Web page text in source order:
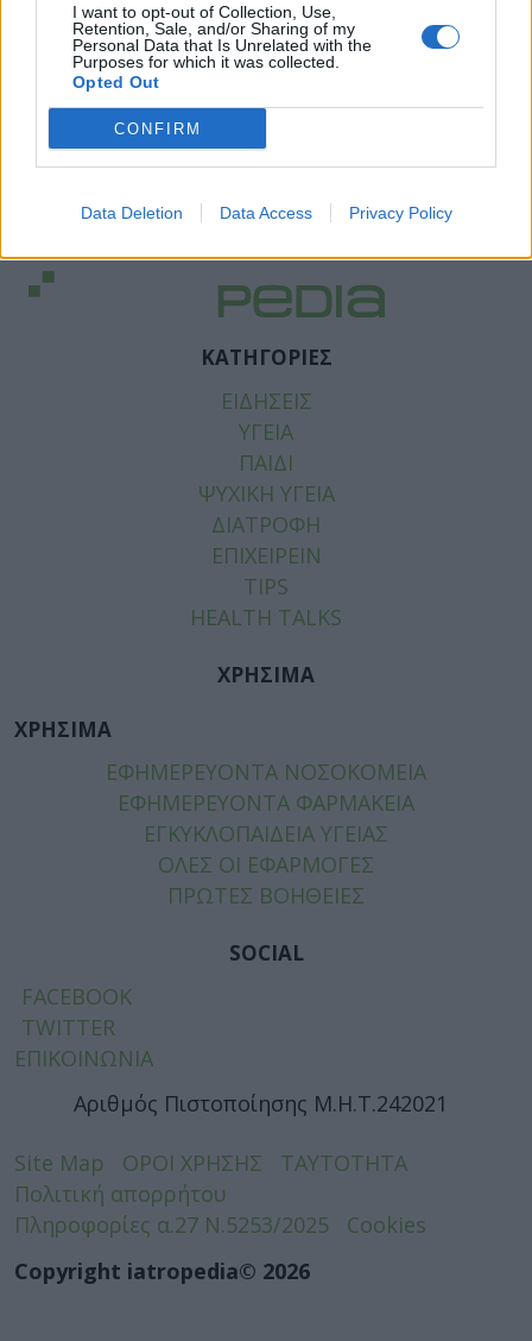
I want to opt-out of Collection, Use,
Retention, Sale, and/or Sharing of my
Personal Data that Is Unrelated with the
Purposes for which it was collected.
Opted Out
CONFIRM
Data Deletion Data Access Privacy Policy
ΚΑΤΗΓΟΡΙΕΣ
ΕΙΔΗΣΕΙΣ
ΥΓΕΙΑ
ΠΑΙΔΙ
ΨΥΧΙΚΗ ΥΓΕΙΑ
ΔΙΑΤΡΟΦΗ
ΕΠΙΧΕΙΡΕΙΝ
TIPS
HEALTH TALKS
ΧΡΗΣΙΜΑ
ΧΡΗΣΙΜΑ
ΕΦΗΜΕΡΕΥΟΝΤΑ ΝΟΣΟΚΟΜΕΙΑ
ΕΦΗΜΕΡΕΥΟΝΤΑ ΦΑΡΜΑΚΕΙΑ
ΕΓΚΥΚΛΟΠΑΙΔΕΙΑ ΥΓΕΙΑΣ
ΟΛΕΣ ΟΙ ΕΦΑΡΜΟΓΕΣ
ΠΡΩΤΕΣ ΒΟΗΘΕΙΕΣ
SOCIAL
FACEBOOK
TWITTER
ΕΠΙΚΟΙΝΩΝΙΑ
Αριθμός Πιστοποίησης Μ.Η.Τ.242021
Site Map ΟΡΟΙ ΧΡΗΣΗΣ
ΤΑΥΤΟΤΗΤΑ
Πολιτική απορρήτου
Πληροφορίες α.27 Ν.5253/2025
Cookies
Copyright iatropedia© 2026